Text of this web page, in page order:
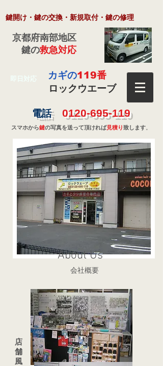
​鍵開け・鍵の交換・新規取付・鍵の修理
京都府南部地区
鍵の救急対応
カギの119番
ロックウエーブ
電話0120-695-119
スマホから鍵の写真を送って頂ければ見積り致します。
About Us
会社概要
​店
舗
風